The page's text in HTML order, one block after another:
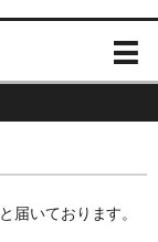
届いております。